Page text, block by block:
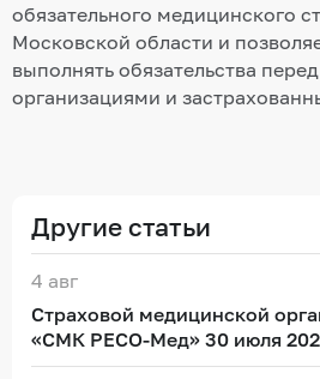
Другие статьи
4 авг
Страховой медицинской
«СМК РЕСО-Мед» 30 июля
дополнительный пункт
обязательного медицинского
Московской области и
выполнять обязательства
организациями и